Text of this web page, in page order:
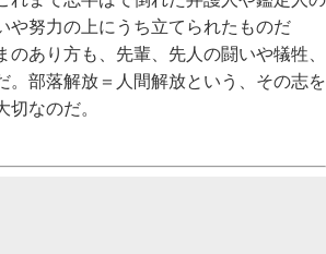
や努力の上にうち立てられたものだ
あり方も、先輩、先人の闘いや犠牲、
。部落解放＝人間解放という、その志を
切なのだ。